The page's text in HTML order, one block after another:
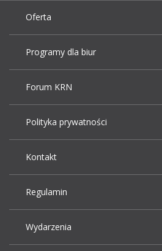
Oferta
Programy dla biur
Forum KRN
Polityka prywatności
Kontakt
Regulamin
Wydarzenia